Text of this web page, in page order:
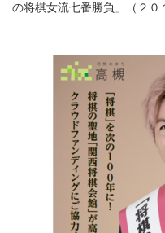
の将棋女流七番勝負」（２０